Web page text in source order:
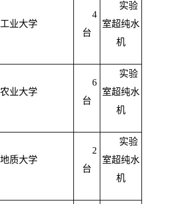
业大学
4
台
实验
室超纯水
机
业大学
6
台
实验
室超纯水
机
质大学
2
台
实验
室超纯水
机